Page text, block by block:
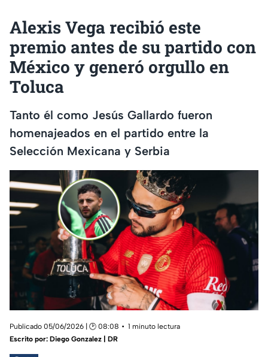
Alexis Vega recibió este
premio antes de su partido con
México y generó orgullo en
Toluca
Tanto él como Jesús Gallardo fueron
homenajeados en el partido entre la
Selección Mexicana y Serbia
Publicado 05/06/2026 | 🕑 08:08
1 minuto lectura
Escrito por: Diego Gonzalez | DR